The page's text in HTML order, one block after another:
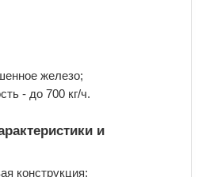
железо;
- до 700 кг/ч.
и
конструкция;